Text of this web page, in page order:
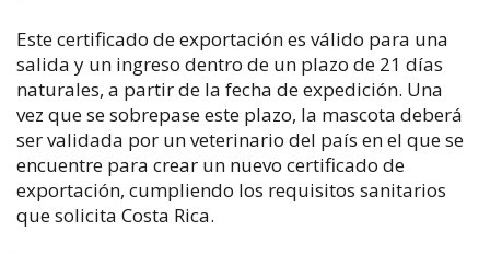
Este certificado de exportación es válido para una
salida y un ingreso dentro de un plazo de 21 días
naturales, a partir de la fecha de expedición. Una
vez que se sobrepase este plazo, la mascota deberá
ser validada por un veterinario del país en el que se
encuentre para crear un nuevo certificado de
exportación, cumpliendo los requisitos sanitarios
que solicita Costa Rica.